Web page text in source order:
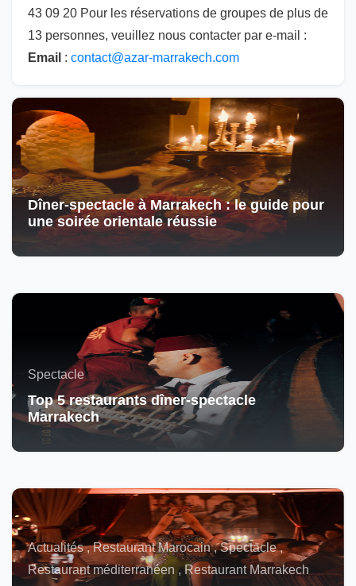
43 09 20 Pour les réservations de groupes de plus de
13 personnes, veuillez nous contacter par e-mail :
Email : contact@azar-marrakech.com
Dîner-spectacle à Marrakech : le guide pour
une soirée orientale réussie
Spectacle
Top 5 restaurants dîner-spectacle
Marrakech
Actualités , Restaurant Marocain , Spectacle ,
Restaurant méditerranéen , Restaurant Marrakech